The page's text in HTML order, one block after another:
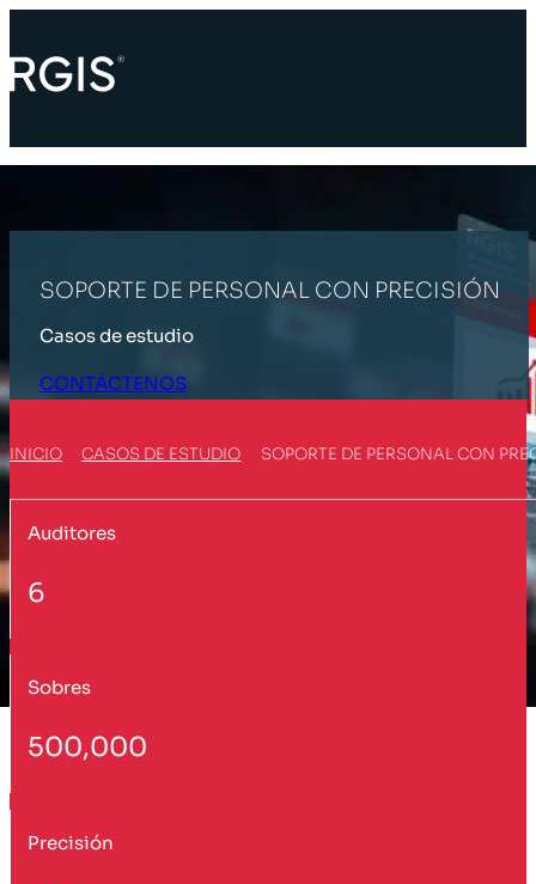
SOPORTE DE PERSONAL CON PRECISIÓN
Casos de estudio
CONTÁCTENOS
INICIO CASOS DE ESTUDIO SOPORTE DE PERSONAL CON
Auditores
6
Sobres
500,000
Precisión